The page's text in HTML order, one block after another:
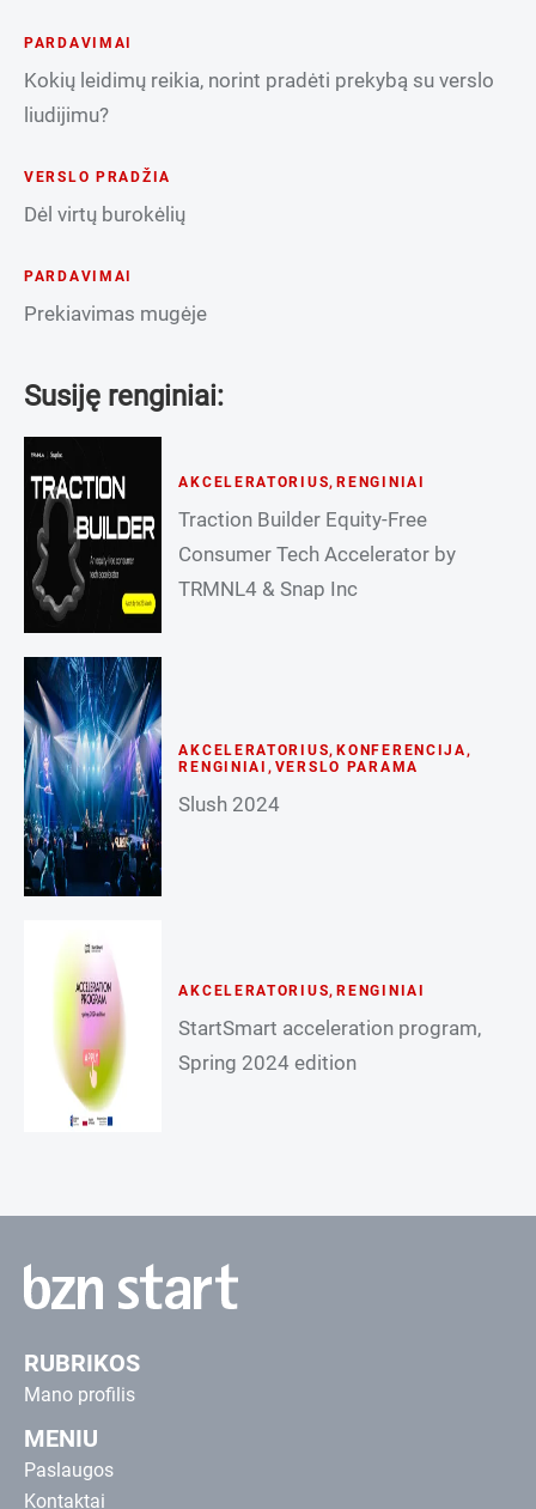
PARDAVIMAI
Kokių leidimų reikia, norint pradėti prekybą su verslo
liudijimu?
VERSLO PRADŽIA
Dėl virtų burokėlių
PARDAVIMAI
Prekiavimas mugėje
Susiję renginiai:
AKCELERATORIUS, RENGINIAI
Traction Builder Equity-Free
Consumer Tech Accelerator by
TRMNL4 & Snap Inc
AKCELERATORIUS, KONFERENCIJA,
RENGINIAI , VERSLO PARAMA
Slush 2024
AKCELERATORIUS, RENGINIAI
StartSmart acceleration program,
Spring 2024 edition
RUBRIKOS
Mano profilis
MENIU
Paslaugos
Kontaktai